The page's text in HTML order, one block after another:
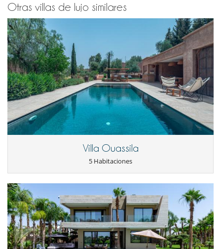
Otras villas de lujo similares
Villa Ouassila
5 Habitaciones